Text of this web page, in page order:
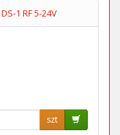
1 RF 5-24V
szt